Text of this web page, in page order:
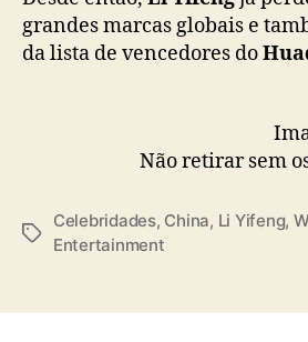
grandes marcas globais e
da lista de vencedores do
Não retirar sem
T
Celebridades, China, Li Yifeng,
Entertainment